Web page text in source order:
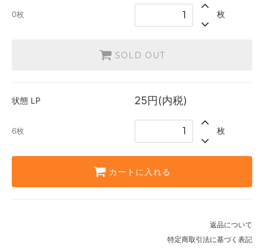
0枚 枚
SOLD OUT
状態 LP 25円(内税)
6枚 枚
カートに入れる
返品について
特定商取引法に基づく表記